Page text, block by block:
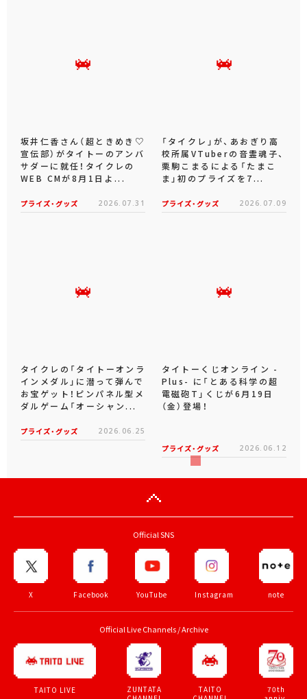
坂井仁香さん（超ときめき♡
宣伝部）がタイトーのアンバ
サダーに就任！タイクレの
WEB CMが8月1日よ...
プライズ・グッズ 2026.07.31
「タイクレ」が、あおぎり高
校所属VTuberの音霊魂子、
栗駒こまるによる「たまこ
ま」初のプライズを7...
プライズ・グッズ 2026.07.09
タイクレの「タイトーオンラ
インメダル」に潜って弾んで
お宝ゲット！ピンパネル型メ
ダルゲーム「オーシャン...
プライズ・グッズ 2026.06.25
タイトーくじオンライン -
Plus- に「とある科学の超
電磁砲T」くじが6月19日
（金）登場！
プライズ・グッズ 2026.06.12
Official SNS
X Facebook YouTube Instagram note
Official Live Channels / Archive
TAITO LIVE
ZUNTATA
TAITO
70th